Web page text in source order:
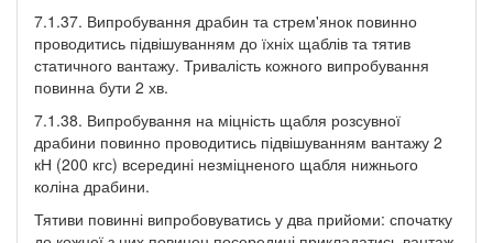
7.1.37. Випробування драбин та стрем'янок повинно
проводитись підвішуванням до їхніх щаблів та тятив
статичного вантажу. Тривалість кожного випробування
повинна бути 2 хв.
7.1.38. Випробування на міцність щабля розсувної
драбини повинно проводитись підвішуванням вантажу 2
кН (200 кгс) всередині незміцненого щабля нижнього
коліна драбини.
Тятиви повинні випробовуватись у два прийоми: спочатку